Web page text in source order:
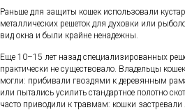
Раньше для защиты кошек использовали
металлических решеток для духовки или
вид окна и были крайне ненадежны.
Еще 10–15 лет назад специализированных
практически не существовало. Владельцы
могли: прибивали гвоздями к деревянным
или пытались усилить стандартное полотно
часто приводили к травмам: кошки